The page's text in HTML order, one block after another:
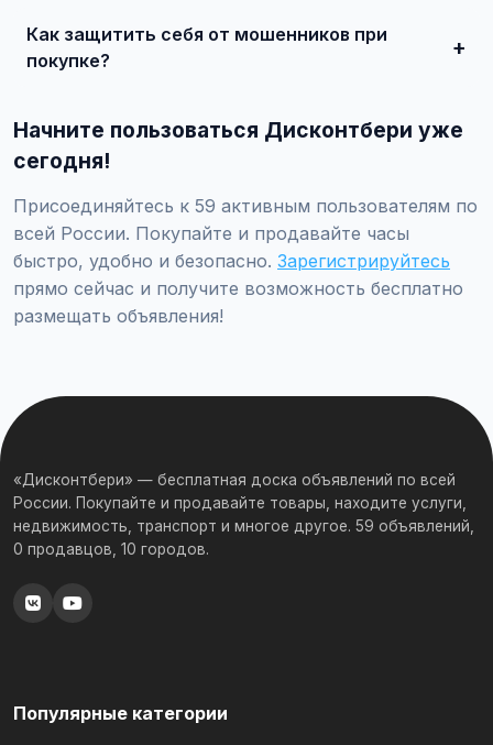
встрече и совершите сделку.
Как защитить себя от мошенников при
покупке?
предоплату незнакомцам.
Начните пользоваться Дисконтбери уже
сегодня!
Присоединяйтесь к 59 активным пользователям по
всей России. Покупайте и продавайте часы
быстро, удобно и безопасно. Зарегистрируйтесь
прямо сейчас и получите возможность бесплатно
размещать объявления!
«Дисконтбери» — бесплатная доска объявлений по всей
России. Покупайте и продавайте товары, находите услуги,
недвижимость, транспорт и многое другое. 59 объявлений,
0 продавцов, 10 городов.
Популярные категории